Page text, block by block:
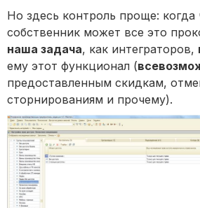
Но здесь контроль проще: когда
собственник может все это
наша задача, как интеграторов,
ему этот функционал (
предоставленным скидкам,
сторнированиям и прочему).